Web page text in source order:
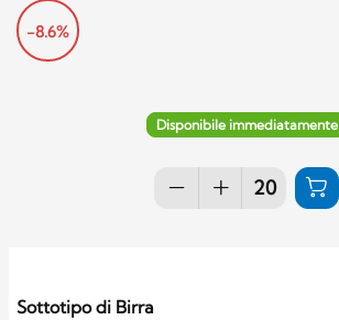
-8.6%
Disponibile immediatamente
Sottotipo di Birra